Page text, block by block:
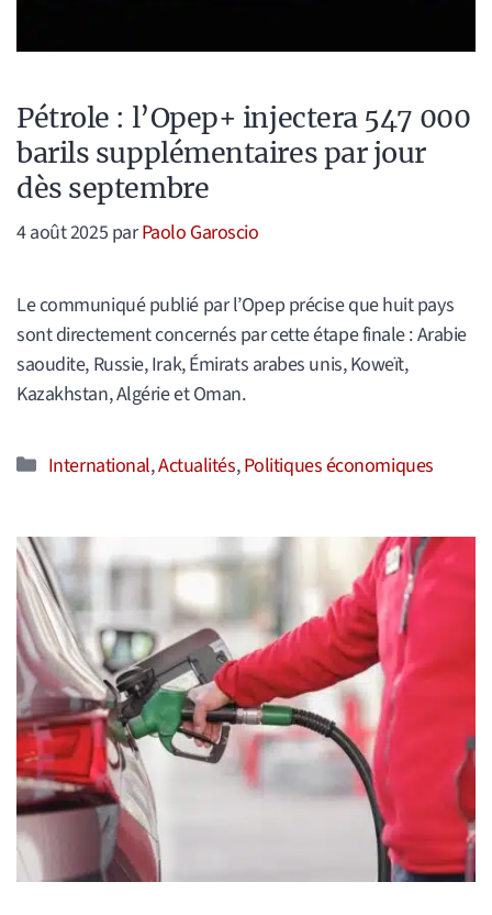
Pétrole : l’Opep+ injectera 547 000
barils supplémentaires par jour
dès septembre
4 août 2025 parPaolo Garoscio
Le communiqué publié par l’Opep précise que huit pays
sont directement concernés par cette étape finale : Arabie
saoudite, Russie, Irak, Émirats arabes unis, Koweït,
Kazakhstan, Algérie et Oman.
Catégories
International,Actualités,Politiques économiques